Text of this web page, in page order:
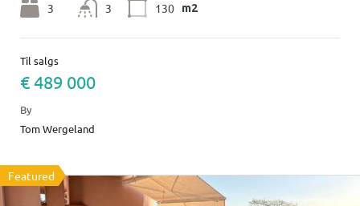
3 3 130 m2
Til salgs
€ 489 000
By
Tom Wergeland
Featured